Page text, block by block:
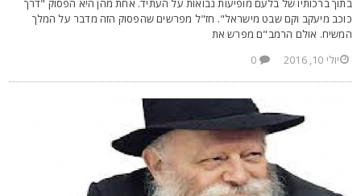
ברכותיו של בלעם מופיעות נבואות על העתיד. אחת מהן היא הפסוק "דרך
מיעקב וקם שבט מישראל". חז"ל מפרשים שהפסוק הזה מדבר על המלך
אולם הרמב"ם מפרש את
יולי 10, 2016
0